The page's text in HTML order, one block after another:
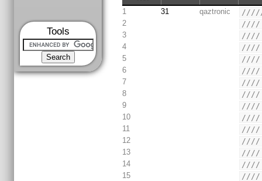
Tools
1 31 qaztronic
2
3
////
4
5
////
6
////
7
////
8
////
9
10
////
11
////
12
////
13
////
14
////
15